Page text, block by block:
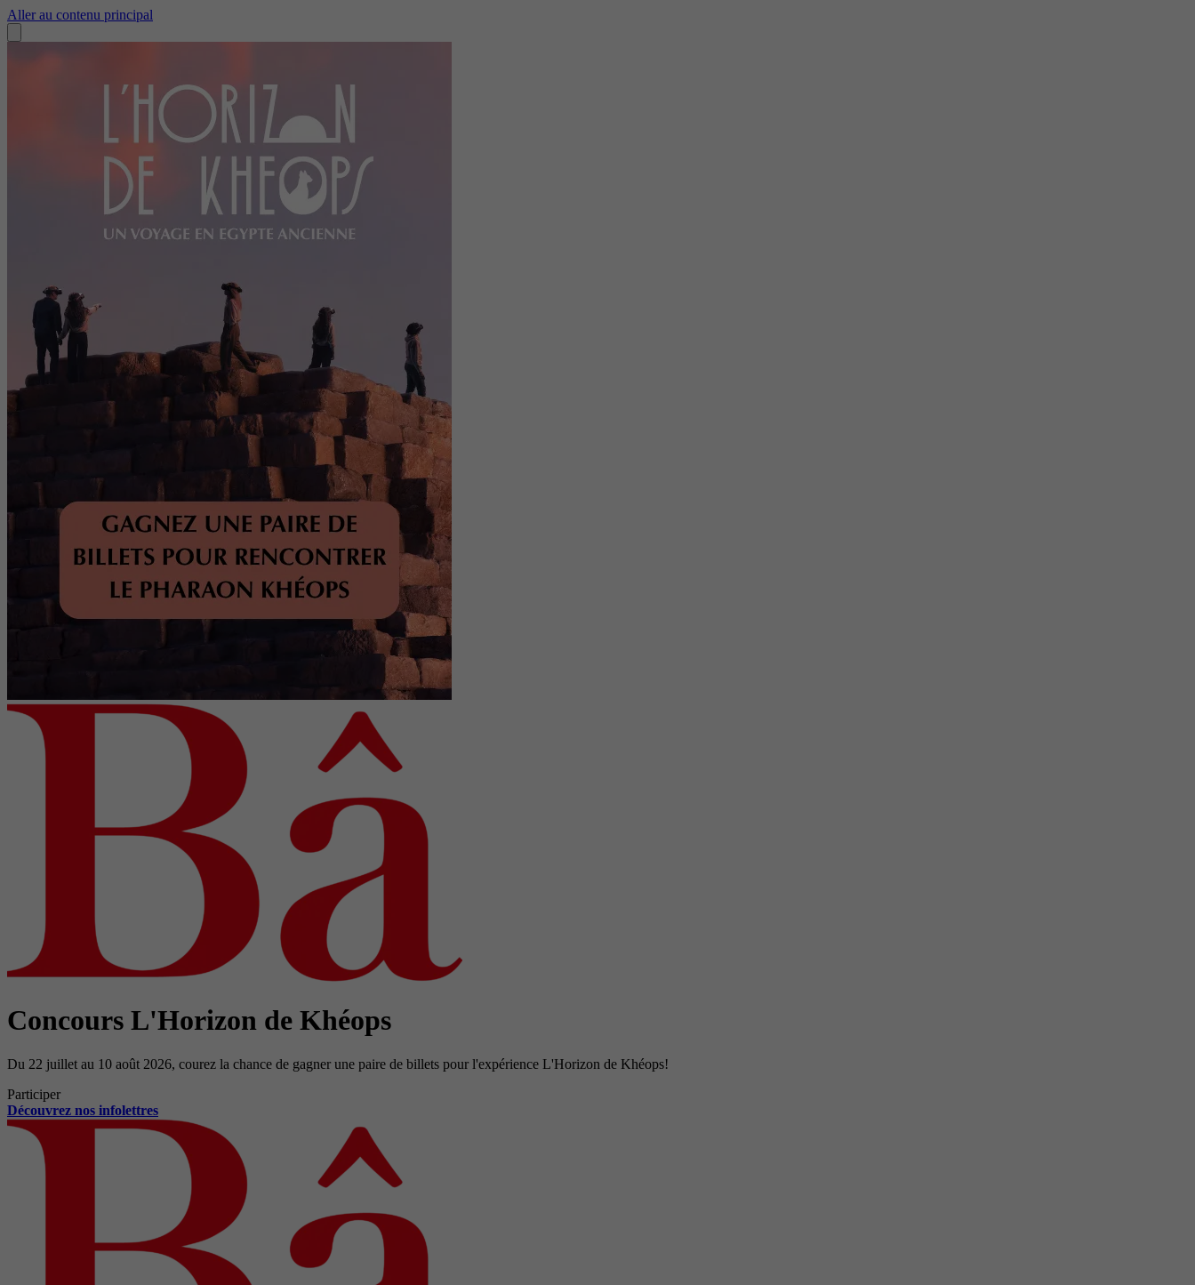
Aller au contenu principal
Concours L'Horizon de Khéops
Du 22 juillet au 10 août 2026, courez la chance de gagner une paire de billets pour l'expérience L'Horizon de Khéops!
Participer
Découvrez nos infolettres